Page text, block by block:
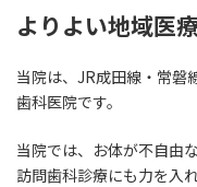
よりよい地域医
当院は、JR成田線・常磐
歯科医院です。
当院では、お体が不自由
訪問歯科診療にも力を入れ